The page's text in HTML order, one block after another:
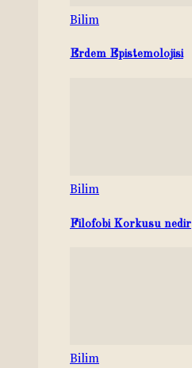
Bilim
Erdem Epistemolojisi
Bilim
Filofobi Korkusu nedir
Bilim